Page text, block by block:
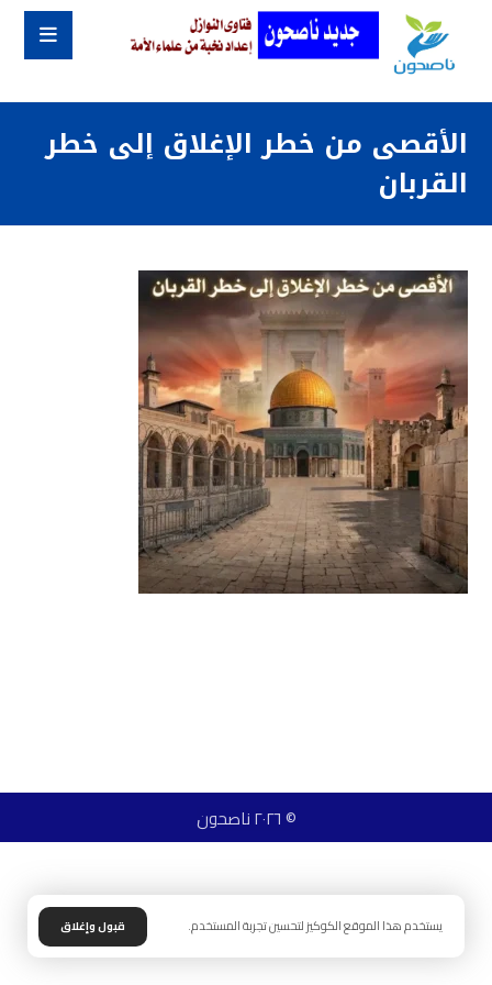
الأقصى من خطر الإغلاق إلى خطر
القربان
© ٢٠٢٦ ناصحون
يستخدم هذا الموقع الكوكيز لتحسين تجربة المستخدم. قبول وإغلاق